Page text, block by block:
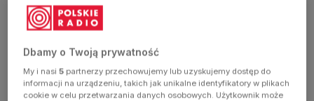
exception
has
occurred
Dbamy o Twoją prywatność
My i nasi5 partnerzy przechowujemy lub uzyskujemy dostęp do
informacji na urządzeniu, takich jak unikalne identyfikatory w plikach
cookie w celu przetwarzania danych osobowych. Użytkownik może